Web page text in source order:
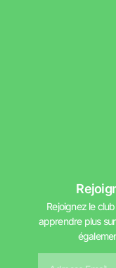
Rejoignez le
apprendre plus